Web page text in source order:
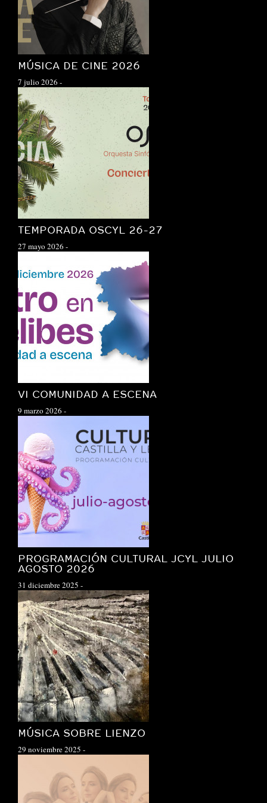
MÚSICA DE CINE 2026
7 julio 2026 -
TEMPORADA OSCYL 26-27
27 mayo 2026 -
VI COMUNIDAD A ESCENA
9 marzo 2026 -
PROGRAMACIÓN CULTURAL JCYL JULIO
AGOSTO 2026
31 diciembre 2025 -
MÚSICA SOBRE LIENZO
29 noviembre 2025 -